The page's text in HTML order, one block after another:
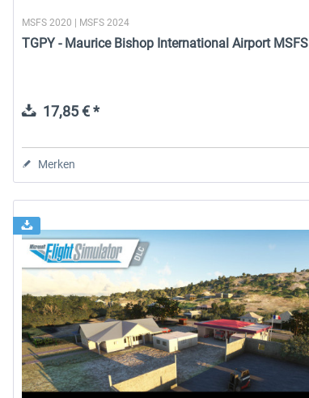
FSDG - St Lucia TLPC MSFS
11,90 € * 14,99 € *
MSFS 2020 | MSFS 2024
TGPY - Maurice Bishop International Airport MSFS
17,85 € *
Merken